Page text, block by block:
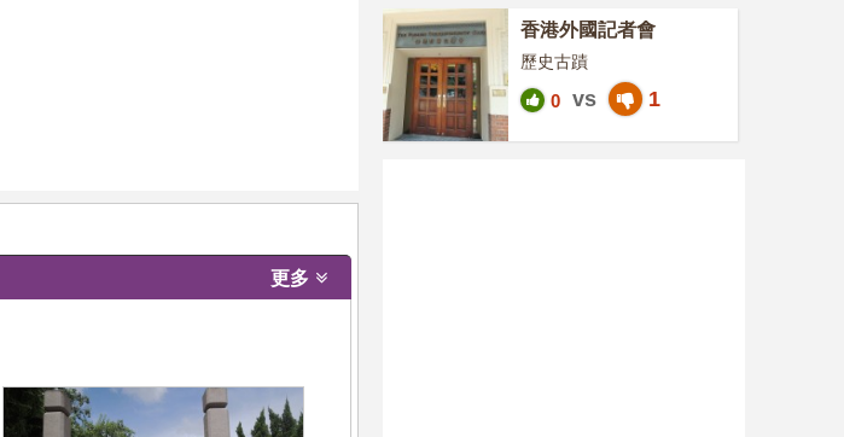
更多
香港外國記者會
歷史古蹟
0 vs 1